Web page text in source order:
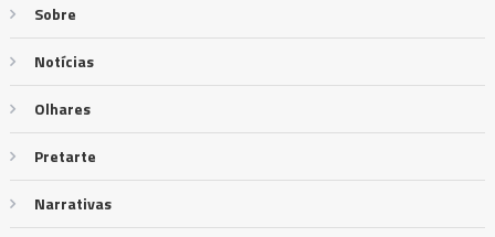
Sobre
Notícias
Olhares
Pretarte
Narrativas